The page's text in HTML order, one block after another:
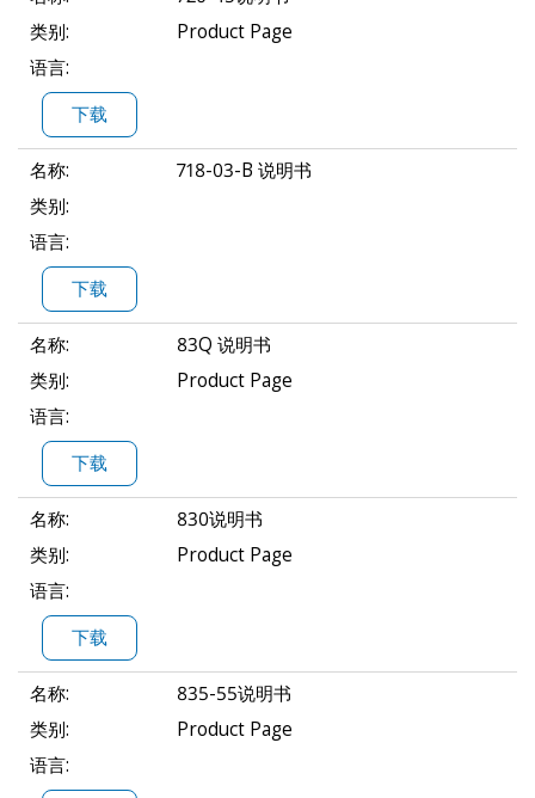
类别:
Product Page
语言:
下载
名称:
718-03-B 说明书
类别:
语言:
下载
名称:
83Q 说明书
类别:
Product Page
语言:
下载
名称:
830说明书
类别:
Product Page
语言:
下载
名称:
835-55说明书
类别:
Product Page
语言: